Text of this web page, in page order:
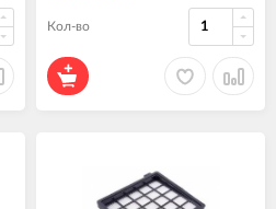
Кол-во